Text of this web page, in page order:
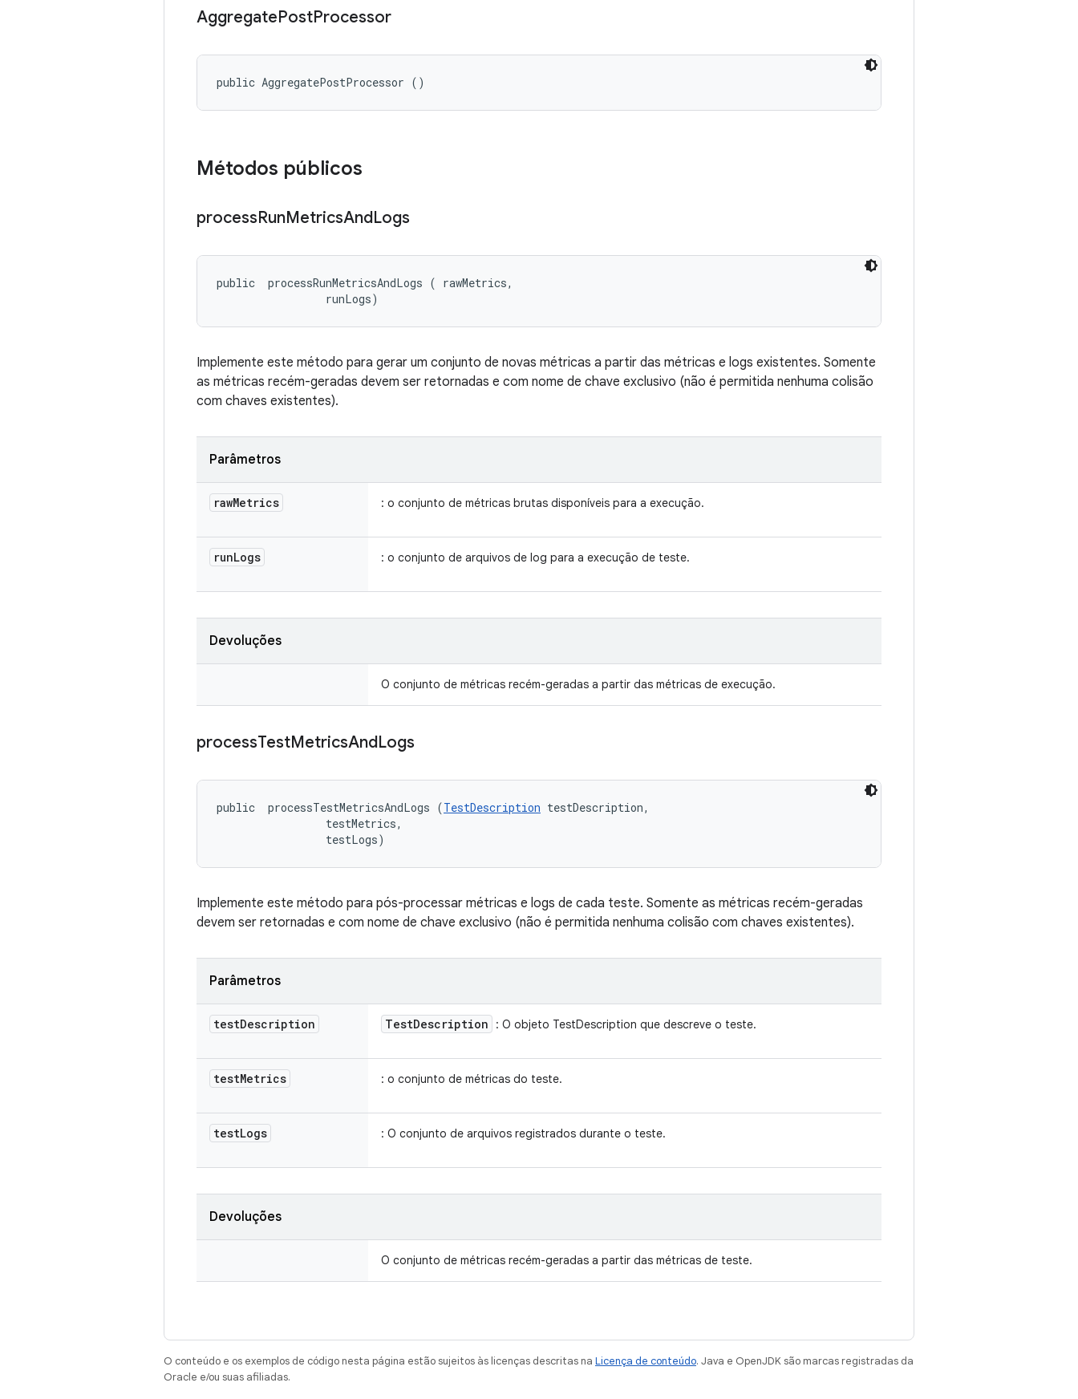
AggregatePostProcessor
public AggregatePostProcessor ()
Métodos públicos
processRunMetricsAndLogs
public processRunMetricsAndLogs ( rawMetrics,
runLogs)
Implemente este método para gerar um conjunto de novas métricas a partir das métricas e logs existentes. Somente
as métricas recém-geradas devem ser retornadas e com nome de chave exclusivo (não é permitida nenhuma colisão
com chaves existentes).
Parâmetros
rawMetrics : o conjunto de métricas brutas disponíveis para a execução.
runLogs : o conjunto de arquivos de log para a execução de teste.
Devoluções
O conjunto de métricas recém-geradas a partir das métricas de execução.
processTestMetricsAndLogs
public processTestMetricsAndLogs (TestDescription testDescription,
testMetrics,
testLogs)
Implemente este método para pós-processar métricas e logs de cada teste. Somente as métricas recém-geradas
devem ser retornadas e com nome de chave exclusivo (não é permitida nenhuma colisão com chaves existentes).
Parâmetros
testDescription TestDescription : O objeto TestDescription que descreve o teste.
testMetrics : o conjunto de métricas do teste.
testLogs : O conjunto de arquivos registrados durante o teste.
Devoluções
O conjunto de métricas recém-geradas a partir das métricas de teste.
O conteúdo e os exemplos de código nesta página estão sujeitos às licenças descritas na Licença de conteúdo. Java e OpenJDK são marcas registradas da
Oracle e/ou suas afiliadas.